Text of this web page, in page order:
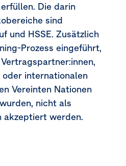
Die darin
sind
und HSSE. Zusätzlich
Prozess eingeführt,
oder internationalen
Vereinten Nationen
nicht als
akzeptiert werden.